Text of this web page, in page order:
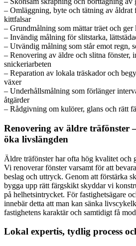
– Omläggning, byte och tätning av åldrat
kittfalsar
– Grundmålning som mättar träet och
– Invändig målning för slitstarka,
– Utvändig målning som står emot regn,
– Renovering av äldre och slitna fönster,
snickeriarbeten
– Reparation av lokala träskador och
växer
– Underhållsmålning som förlänger
åtgärder
– Rådgivning om kulörer, glans och rätt
Renovering av äldre träfönster
öka livslängden
Äldre träfönster har ofta hög kvalitet och
Vi renoverar fönster varsamt för att
beslag och uttryck. Genom att förstärka
bygga upp rätt färgskikt skyddar vi
på helhetsintrycket. För fastighetsägare
innebär detta att man kan sänka
fastighetens karaktär och samtidigt få
Lokal expertis, tydlig process